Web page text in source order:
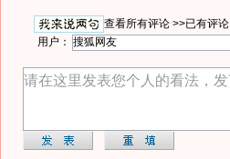
查看所有评论 >>已有评论
用户：